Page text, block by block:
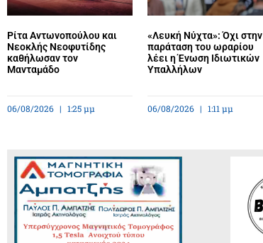
Ρίτα Αντωνοπούλου και
Νεοκλής Νεοφυτίδης
καθήλωσαν τον
Μανταμάδο
06/08/2026 1:25 μμ
«Λευκή Νύχτα»: Όχι στην
παράταση του ωραρίου
λέει η Ένωση Ιδιωτικών
Υπαλλήλων
06/08/2026 1:11 μμ